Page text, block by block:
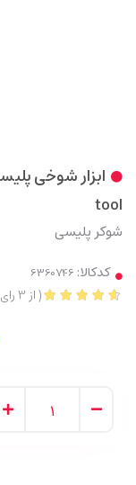
tool
شوکر پلیسی
کدکالا:
(از3رای